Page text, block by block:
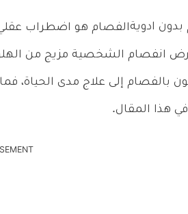
الفصام هو اضطراب
انفصام الشخصية مزيج من
بالفصام إلى علاج مدى الحياة،
في هذا المقال.